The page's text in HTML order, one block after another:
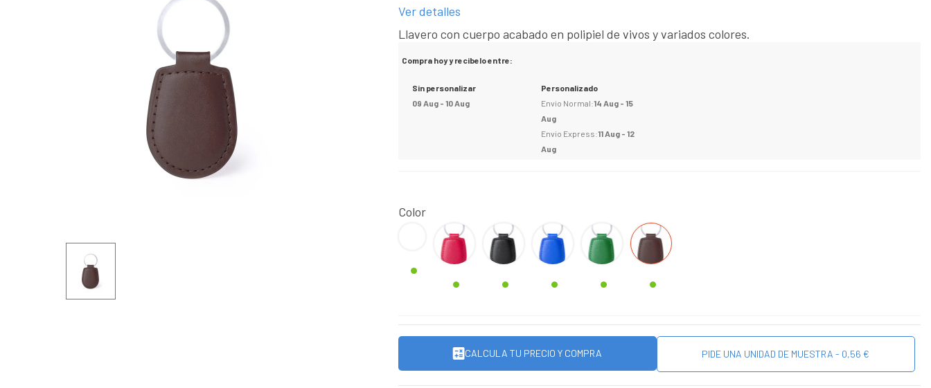
Ver detalles
Llavero con cuerpo acabado en polipiel de vivos y variados colores.
Compra hoy y recibelo entre:
Sin personalizar
09 Aug - 10 Aug
Personalizado
Envio Normal:14 Aug - 15
Aug
Envio Express:11 Aug - 12
Aug
Color
BLANCORojo Negro AZUL VERDE MARRON
CALCULA TU PRECIO Y COMPRA PIDE UNA UNIDAD DE MUESTRA - 0,56 €